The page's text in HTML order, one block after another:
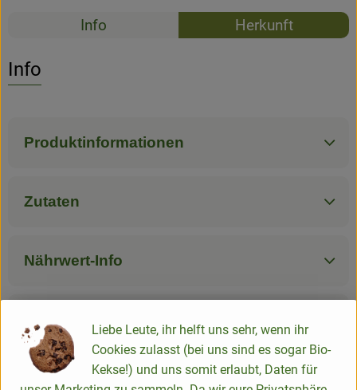
So geht’s
Rezepte
Info Herkunft
Info
Produktinformationen
Zutaten
Nährwert-Info
Liebe Leute, ihr helft uns sehr, wenn ihr
Cookies zulasst (bei uns sind es sogar Bio-
Kekse!) und uns somit erlaubt, Daten für